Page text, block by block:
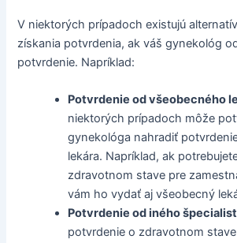
V niektorých prípadoch existujú
získania potvrdenia, ak váš gynekológ
potvrdenie. Napríklad:
Potvrdenie od všeobecného
niektorých prípadoch môže
gynekológa nahradiť
lekára. Napríklad, ak
zdravotnom stave pre
vám ho vydať aj všeobecný
Potvrdenie od iného
potvrdenie o zdravotnom